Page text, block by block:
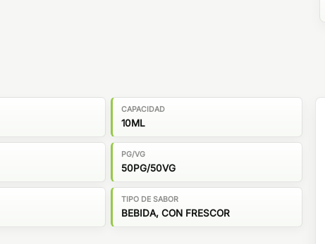
CAPACIDAD
10ML
PG/VG
50PG/50VG
TIPO DE SABOR
BEBIDA, CON FRESCOR